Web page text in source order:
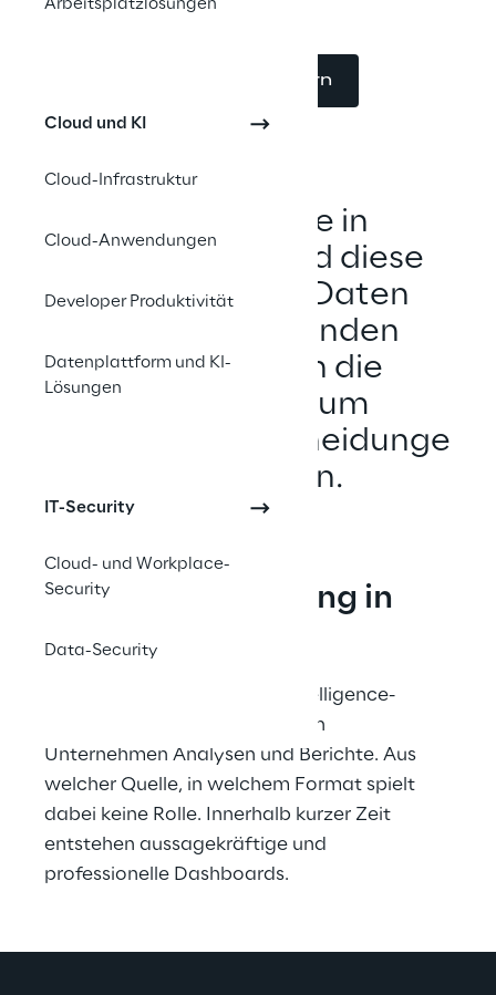
Arbeitsplatzlösungen
Cloud und KI
Cloud-Infrastruktur
Cloud-Anwendungen
Developer Produktivität
Datenplattform und KI-
Lösungen
IT-Security
Cloud- und Workplace-
Security
Data-Security
Datenaufbereitung.
Jetzt Beratung anfordern
Insbesondere in
Krisenzeiten sind diese
aufbereiteten Daten
wichtig: Hier finden
Unternehmen die
, um
Geschäftsentscheidunge
n zu treffen.
Datenaufbereitung in
Krisenzeiten
Mit Power BI, der Business-Intelligence-
Lösung von Microsoft, erstellen
Unternehmen Analysen und Berichte. Aus
welcher Quelle, in welchem Format spielt
dabei keine Rolle. Innerhalb kurzer Zeit
entstehen aussagekräftige und
professionelle Dashboards.